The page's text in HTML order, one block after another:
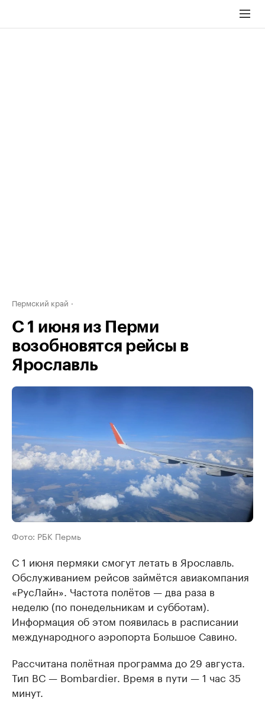
Пермский край
С 1 июня из Перми
возобновятся рейсы в
Ярославль
Фото: РБК Пермь
С 1 июня пермяки смогут летать в Ярославль.
Обслуживанием рейсов займётся авиакомпания
«РусЛайн». Частота полётов — два раза в
неделю (по понедельникам и субботам).
Информация об этом появилась в расписании
международного аэропорта Большое Савино.
Рассчитана полётная программа до 29 августа.
Тип ВС — Bombardier. Время в пути — 1 час 35
минут.